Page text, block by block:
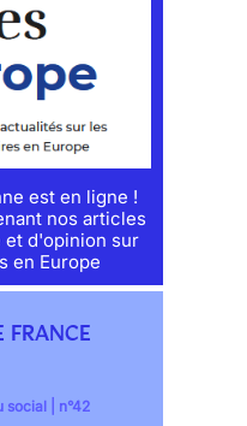
est en ligne !
nos articles
et d'opinion sur
en Europe
FRANCE
social | n°42